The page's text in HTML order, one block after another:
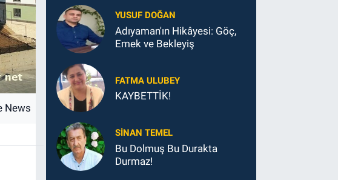
YUSUF DOĞAN
Adıyaman'ın Hikâyesi: Göç,
Emek ve Bekleyiş
FATMA ULUBEY
KAYBETTİK!
SINAN TEMEL
Bu Dolmuş Bu Durakta
Durmaz!